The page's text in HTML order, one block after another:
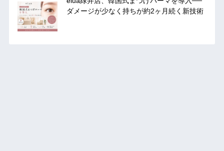
ダメージが少なく持ちが約2ヶ月続く新技術